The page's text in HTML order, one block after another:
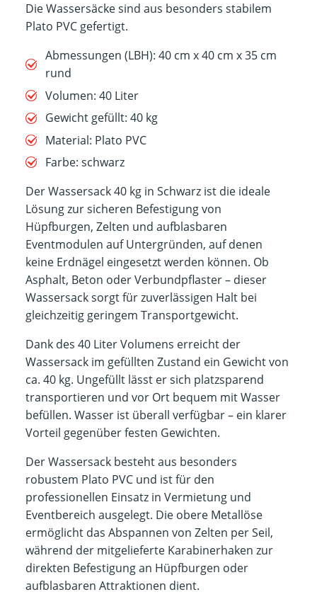
Die Wassersäcke sind aus besonders stabilem
Plato PVC gefertigt.
Abmessungen (LBH): 40 cm x 40 cm x 35 cm
rund
Volumen: 40 Liter
Gewicht gefüllt: 40 kg
Material: Plato PVC
Farbe: schwarz
Der Wassersack 40 kg in Schwarz ist die ideale
Lösung zur sicheren Befestigung von
Hüpfburgen, Zelten und aufblasbaren
Eventmodulen auf Untergründen, auf denen
keine Erdnägel eingesetzt werden können. Ob
Asphalt, Beton oder Verbundpflaster – dieser
Wassersack sorgt für zuverlässigen Halt bei
gleichzeitig geringem Transportgewicht.
Dank des 40 Liter Volumens erreicht der
Wassersack im gefüllten Zustand ein Gewicht von
ca. 40 kg. Ungefüllt lässt er sich platzsparend
transportieren und vor Ort bequem mit Wasser
befüllen. Wasser ist überall verfügbar – ein klarer
Vorteil gegenüber festen Gewichten.
Der Wassersack besteht aus besonders
robustem Plato PVC und ist für den
professionellen Einsatz in Vermietung und
Eventbereich ausgelegt. Die obere Metallöse
ermöglicht das Abspannen von Zelten per Seil,
während der mitgelieferte Karabinerhaken zur
direkten Befestigung an Hüpfburgen oder
aufblasbaren Attraktionen dient.